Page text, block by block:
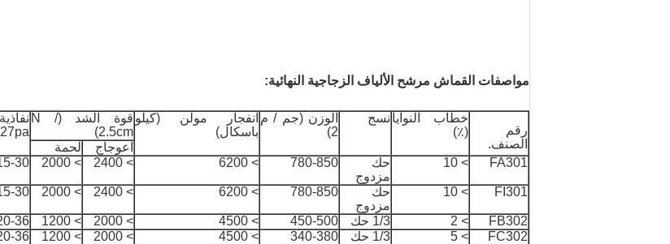
مواصفات القماش مرشح الألياف الزجاجية النهائية:
رقم
الصنف.
خطاب النوايا
(٪)
نسج
الوزن (جم / م
2)
انفجار مولن (كيلو
باسكال)
قوة الشد (N /
2.5cm)
اعوجاج
لحمة
FA301
> 10
حك
مزدوج
780-850
> 6200
> 2400
> 2000
30
FI301
> 10
حك
مزدوج
780-850
> 6200
> 2400
> 2000
30
FB302
> 2 1/3 حك 450-500
> 4500
> 2000
> 1200
36
FC302
> 5 1/3 حك 340-380
> 4500
> 2000
> 1200
36